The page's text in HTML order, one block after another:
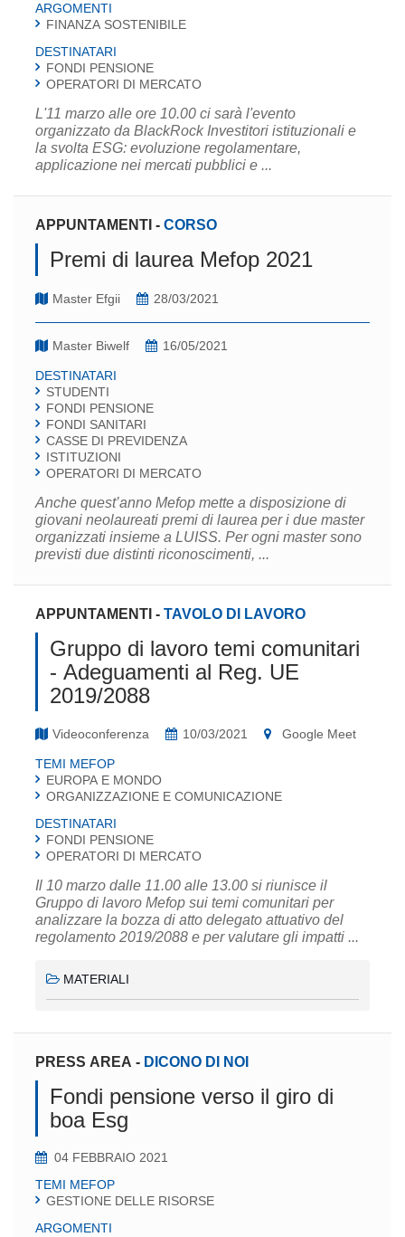
ARGOMENTI
FINANZA SOSTENIBILE
DESTINATARI
FONDI PENSIONE
OPERATORI DI MERCATO
L'11 marzo alle ore 10.00 ci sarà l'evento
organizzato da BlackRock Investitori istituzionali e
la svolta ESG: evoluzione regolamentare,
applicazione nei mercati pubblici e ...
APPUNTAMENTI - CORSO
Premi di laurea Mefop 2021
Master Efgii 28/03/2021
Master Biwelf 16/05/2021
DESTINATARI
STUDENTI
FONDI PENSIONE
FONDI SANITARI
CASSE DI PREVIDENZA
ISTITUZIONI
OPERATORI DI MERCATO
Anche quest’anno Mefop mette a disposizione di
giovani neolaureati premi di laurea per i due master
organizzati insieme a LUISS. Per ogni master sono
previsti due distinti riconoscimenti, ...
APPUNTAMENTI - TAVOLO DI LAVORO
Gruppo di lavoro temi comunitari
- Adeguamenti al Reg. UE
2019/2088
Videoconferenza 10/03/2021 Google Meet
TEMI MEFOP
EUROPA E MONDO
ORGANIZZAZIONE E COMUNICAZIONE
DESTINATARI
FONDI PENSIONE
OPERATORI DI MERCATO
Il 10 marzo dalle 11.00 alle 13.00 si riunisce il
Gruppo di lavoro Mefop sui temi comunitari per
analizzare la bozza di atto delegato attuativo del
regolamento 2019/2088 e per valutare gli impatti ...
MATERIALI
PRESS AREA - DICONO DI NOI
Fondi pensione verso il giro di
boa Esg
04 FEBBRAIO 2021
TEMI MEFOP
GESTIONE DELLE RISORSE
ARGOMENTI